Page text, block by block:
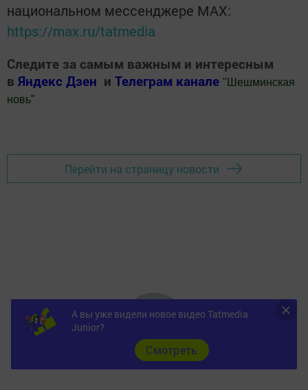
национальном мессенджере MАХ:
https://max.ru/tatmedia
Следите за самым важным и интересным
в Яндекс Дзен и Телеграм канале " Шешминская
новь"
Перейти на страницу новости
А вы уже видели новое видео Tatmedia
Junior?
Cмотреть